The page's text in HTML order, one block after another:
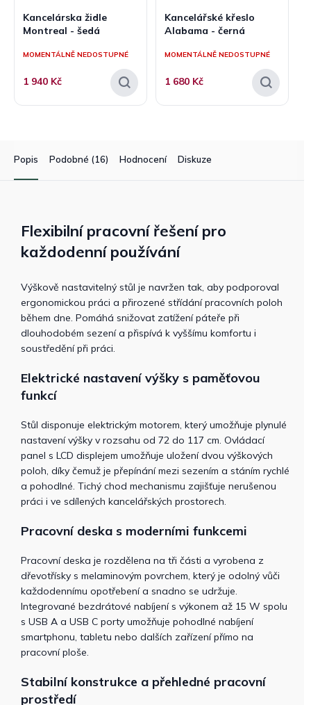
Kancelárska židle
Montreal - šedá
MOMENTÁLNĚ NEDOSTUPNÉ
1 940 Kč
Kancelářské křeslo
Alabama - černá
MOMENTÁLNĚ NEDOSTUPNÉ
1 680 Kč
Popis Podobné (16) Hodnocení Diskuze
Flexibilní pracovní řešení pro
každodenní používání
Výškově nastavitelný stůl je navržen tak, aby podporoval
ergonomickou práci a přirozené střídání pracovních poloh
během dne. Pomáhá snižovat zatížení páteře při
dlouhodobém sezení a přispívá k vyššímu komfortu i
soustředění při práci.
Elektrické nastavení výšky s paměťovou
funkcí
Stůl disponuje elektrickým motorem, který umožňuje plynulé
nastavení výšky v rozsahu od 72 do 117 cm. Ovládací
panel s LCD displejem umožňuje uložení dvou výškových
poloh, díky čemuž je přepínání mezi sezením a stáním rychlé
a pohodlné. Tichý chod mechanismu zajišťuje nerušenou
práci i ve sdílených kancelářských prostorech.
Pracovní deska s moderními funkcemi
Pracovní deska je rozdělena na tři části a vyrobena z
dřevotřísky s melaminovým povrchem, který je odolný vůči
každodennímu opotřebení a snadno se udržuje.
Integrované bezdrátové nabíjení s výkonem až 15 W spolu
s USB A a USB C porty umožňuje pohodlné nabíjení
smartphonu, tabletu nebo dalších zařízení přímo na
pracovní ploše.
Stabilní konstrukce a přehledné pracovní
prostředí